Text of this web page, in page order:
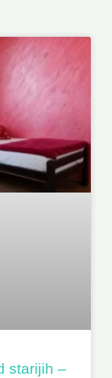
starijih –